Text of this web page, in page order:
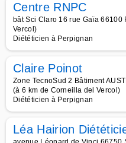
Centre RNPC
bât Sci Claro 16 rue Gaïa 66100
Vercol)
Diététicien à Perpignan
Claire Poinot
Zone TecnoSud 2 Bâtiment
(à 6 km de Corneilla del Vercol)
Diététicien à Perpignan
Léa Hairion